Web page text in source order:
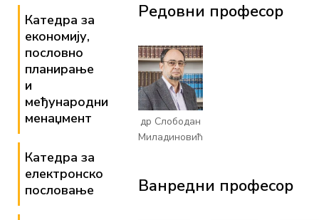
Катедра за
економију,
пословно
планирање
и
међународни
менаџмент
Катедра за
електронско
пословање
Редовни професор
др Слободан
Миладиновић
Ванредни професор